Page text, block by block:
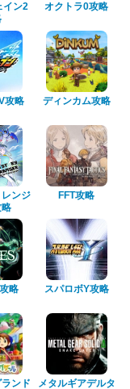
イン2
オクトラ0攻略
攻略 ディンカム攻略
ンジ
FFT攻略
略 スパロボY攻略
ンド
メタルギアデルタ